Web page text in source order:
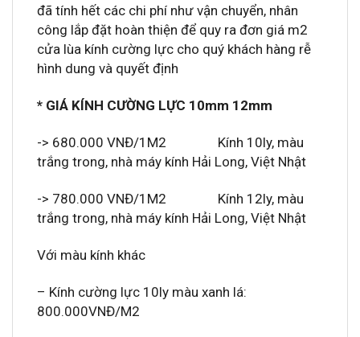
đã tính hết các chi phí như vận chuyển, nhân
công lắp đặt hoàn thiện để quy ra đơn giá m2
cửa lùa kính cường lực cho quý khách hàng rễ
hình dung và quyết định
* GIÁ KÍNH CƯỜNG LỰC 10mm 12mm
-> 680.000 VNĐ/1M2 Kính 10ly, màu
trắng trong, nhà máy kính Hải Long, Việt Nhật
-> 780.000 VNĐ/1M2 Kính 12ly, màu
trắng trong, nhà máy kính Hải Long, Việt Nhật
Với màu kính khác
– Kính cường lực 10ly màu xanh lá:
800.000VNĐ/M2